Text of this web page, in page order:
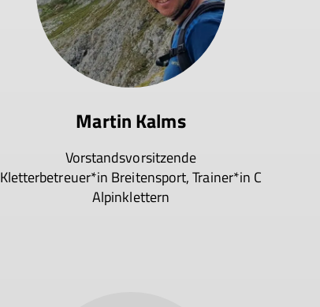
Martin Kalms
Vorstandsvorsitzende
Kletterbetreuer*in Breitensport, Trainer*in C
Alpinklettern